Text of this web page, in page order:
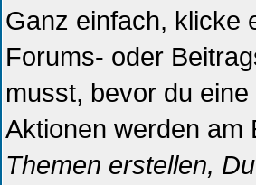
Ganz einfach, klicke
Forums- oder
musst, bevor du
Aktionen werden
Themen erstellen,